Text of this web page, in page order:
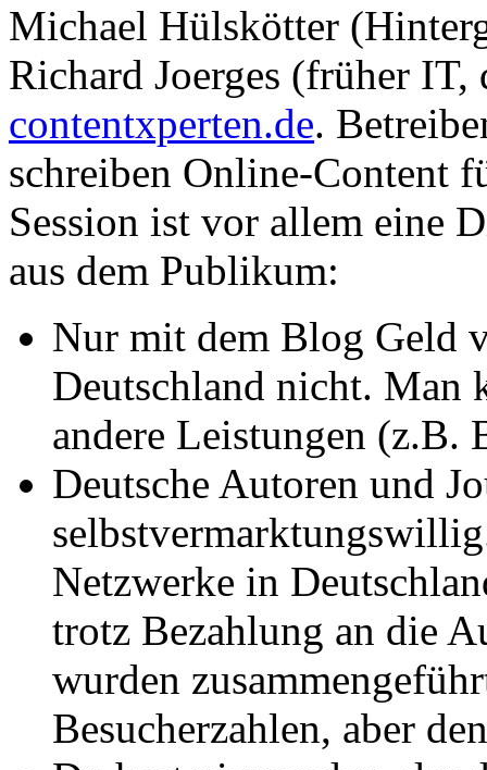
Michael Hülskötter
Richard Joerges (früher
contentxperten.de.
schreiben Online-Content
Session ist vor allem eine
aus dem Publikum:
Nur mit dem Blog Geld
Deutschland nicht. Man
andere Leistungen (z.B.
Deutsche Autoren und
Netzwerke in
trotz Bezahlung an die
wurden
Besucherzahlen, aber